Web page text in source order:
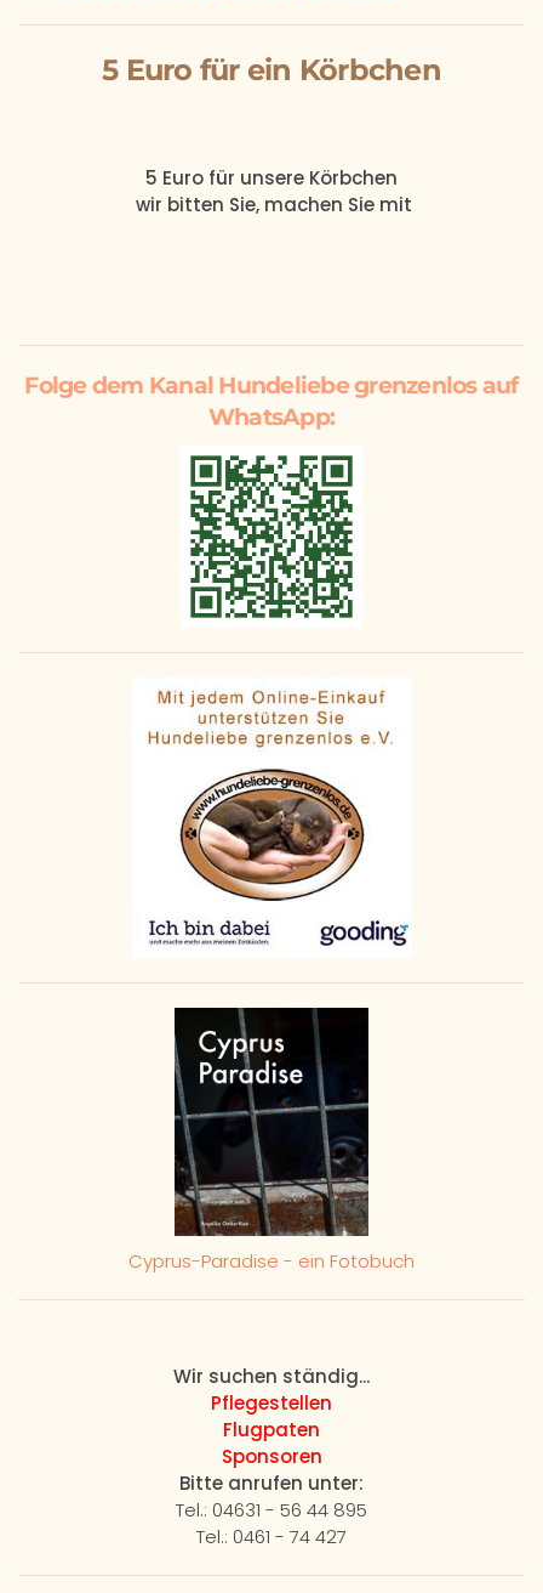
5 Euro für ein Körbchen
5 Euro für unsere Körbchen
wir bitten Sie, machen Sie mit
Folge dem Kanal Hundeliebe grenzenlos auf
WhatsApp:
Cyprus-Paradise - ein Fotobuch
Wir suchen ständig...
Pflegestellen
Flugpaten
Sponsoren
Bitte anrufen unter:
Tel.: 04631 - 56 44 895
Tel.: 0461 - 74 427